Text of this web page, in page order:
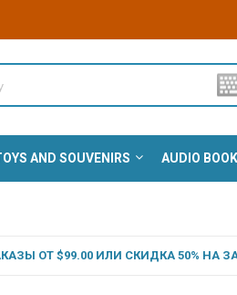
AND SOUVENIRS AUDIO
ОТ $99.00 ИЛИ СКИДКА 50% НА